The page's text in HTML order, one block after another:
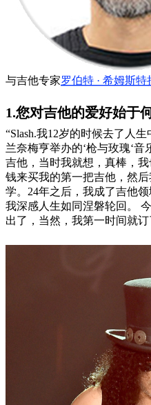
与吉他专家罗伯特 · 希姆斯特
1.您对吉他的爱好始于
“Slash.我12岁的时候去了人
兰奈梅亨举办的‘枪与玫瑰‘音
吉他，当时我就想，真棒，
钱来买我的第一把吉他，然
学。24年之后，我成了吉他
我深感人生如同涅磐轮回。
出了，当然，我第一时间就订